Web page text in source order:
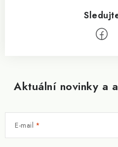
Aktuální novinky a
E-mail